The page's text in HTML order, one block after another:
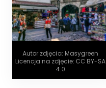
Autor zdjęcia: Masygreen
Licencja na zdjęcie: CC BY-SA
4.0